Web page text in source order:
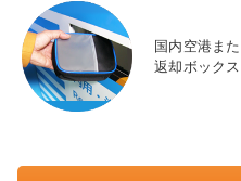
国内空港ま
返却ボック